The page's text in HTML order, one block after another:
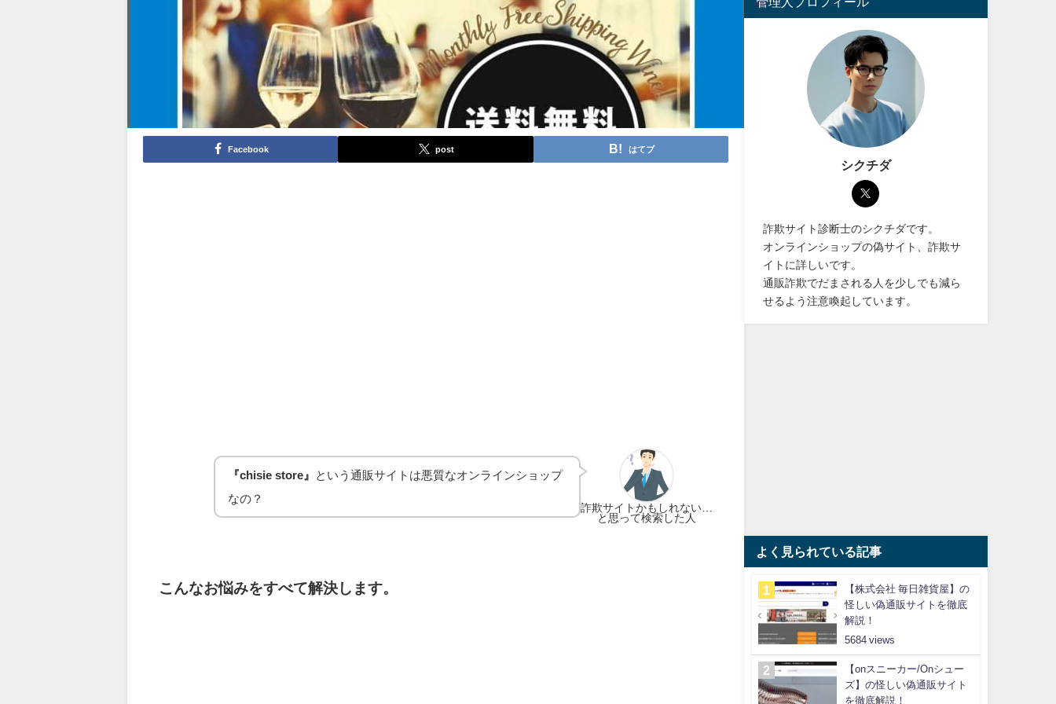
Facebook post はてブ
詐欺サイトかもしれない…
と思って検索した人
『chisie store』
という通販サイトは悪質なオンラインショップ
なの？
こんなお悩みをすべて解決します。
シクチダ
詐欺サイト診断士のシクチダです。
オンラインショップの偽サイト、詐欺サ
イトに詳しいです。
通販詐欺でだまされる人を少しでも減ら
せるよう注意喚起しています。
よく見られている記事
【株式会社 毎日雑貨屋】の
怪しい偽通販サイトを徹底
解説！
5684
【onスニーカー/Onシュー
ズ】の怪しい偽通販サイト
を徹底解説！